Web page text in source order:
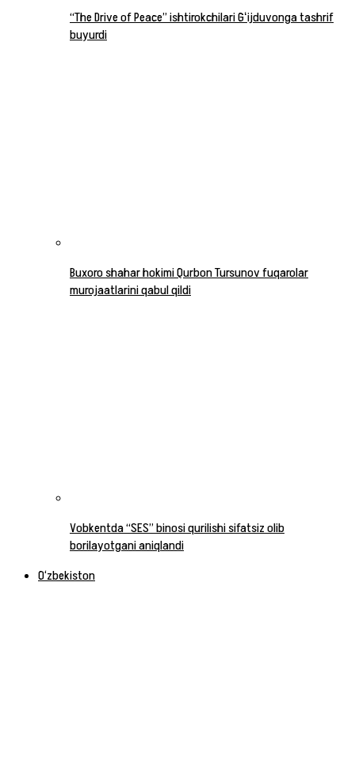
“The Drive of Peace” ishtirokchilari Gʻijduvonga tashrif
buyurdi
Buxoro shahar hokimi Qurbon Tursunov fuqarolar
murojaatlarini qabul qildi
Vobkentda “SES” binosi qurilishi sifatsiz olib
borilayotgani aniqlandi
O‘zbekiston